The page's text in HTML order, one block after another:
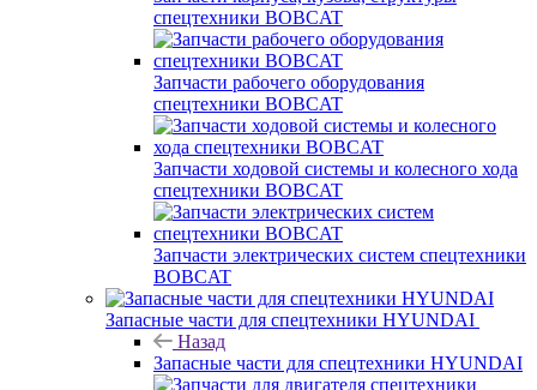
спецтехники BOBCAT
Запчасти рабочего оборудования
спецтехники BOBCAT
Запчасти ходовой системы и колесного хода
спецтехники BOBCAT
Запчасти электрических систем спецтехники
BOBCAT
Запасные части для спецтехники HYUNDAI
Назад
Запасные части для спецтехники HYUNDAI